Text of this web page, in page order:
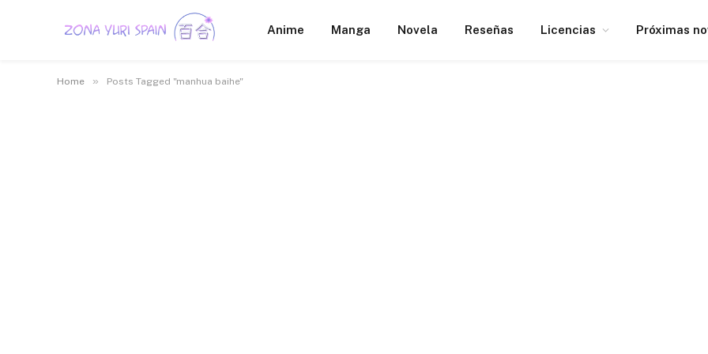
Anime Manga Novela Reseñas Licencias Próximas
Home » Posts Tagged "manhua baihe"